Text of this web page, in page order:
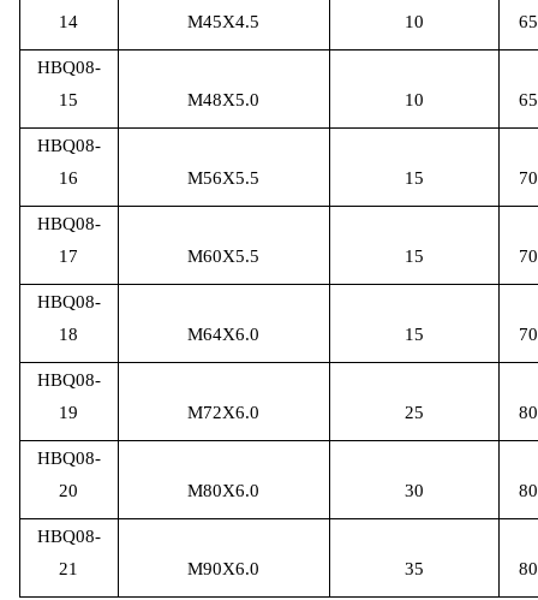
14
M45X4.5 10
HBQ08-
15
M48X5.0 10
HBQ08-
16
M56X5.5 15
HBQ08-
17
M60X5.5 15
HBQ08-
18
M64X6.0 15
HBQ08-
19
M72X6.0 25
HBQ08-
20
M80X6.0 30
HBQ08-
21
M90X6.0 35